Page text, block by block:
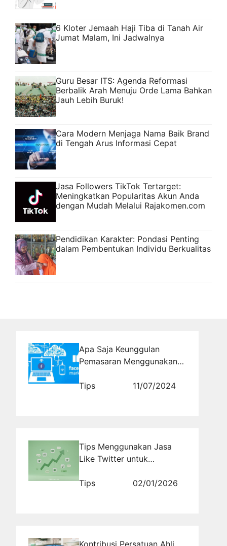
6 Kloter Jemaah Haji Tiba di Tanah Air
Jumat Malam, Ini Jadwalnya
Guru Besar ITS: Agenda Reformasi
Berbalik Arah Menuju Orde Lama Bahkan
Jauh Lebih Buruk!
Cara Modern Menjaga Nama Baik Brand
di Tengah Arus Informasi Cepat
Jasa Followers TikTok Tertarget:
Meningkatkan Popularitas Akun Anda
dengan Mudah Melalui Rajakomen.com
Pendidikan Karakter: Pondasi Penting
dalam Pembentukan Individu Berkualitas
Apa Saja Keunggulan
Pemasaran Menggunakan
Tips
11/07/2024
Tips Menggunakan Jasa
Like Twitter untuk
Secara Efektif
Tips 02/01/2026
Kontribusi Persatuan Ahli